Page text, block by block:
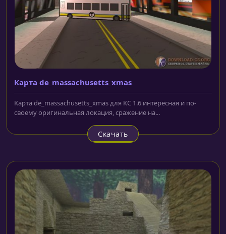
Карта de_massachusetts_xmas
Карта de_massachusetts_xmas для КС 1.6 интересная и по-
своему оригинальная локация, сражение на...
Скачать